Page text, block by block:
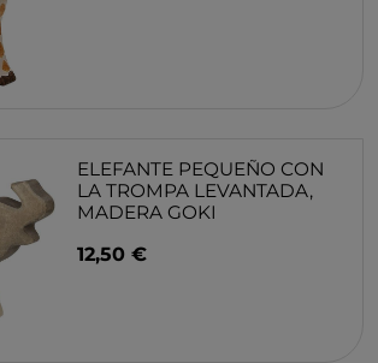
ELEFANTE PEQUEÑO CON
LA TROMPA LEVANTADA,
MADERA GOKI
12,50 €